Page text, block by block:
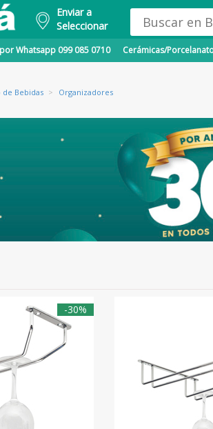
Enviar a
Seleccionar
Whatsapp 099 085 0710 Cerámicas/
de Bebidas > Organizadores
-30%